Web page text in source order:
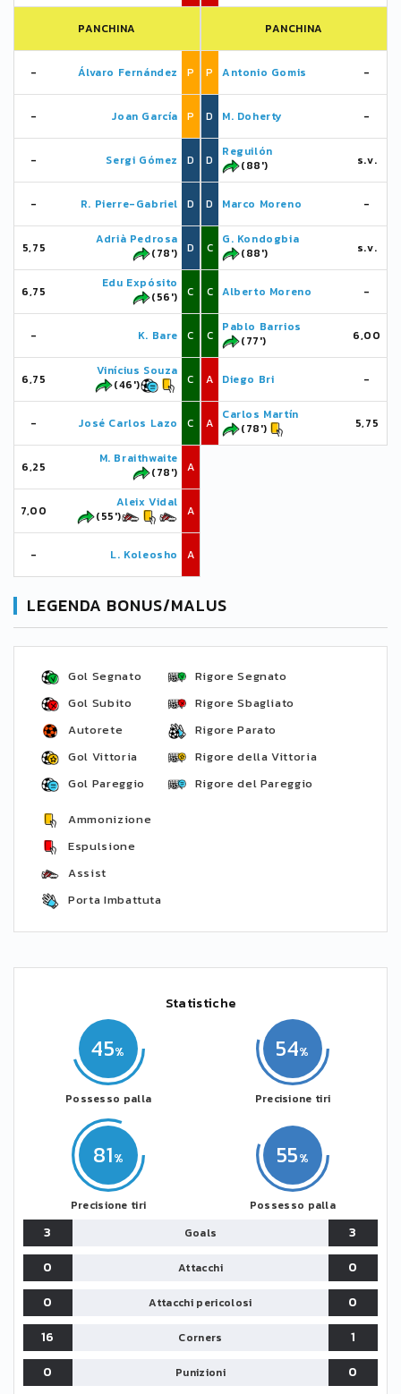
PANCHINA
- Álvaro Fernández P
- Joan García P
- Sergi Gómez D
- R. Pierre-Gabriel D
5,75
Adrià Pedrosa
(78')
D
6,75
Edu Expósito
(56')
C
- K. Bare C
6,75
Vinícius Souza
(46')
C
- José Carlos Lazo C
6,25
M. Braithwaite
(78')
A
7,00
Aleix Vidal
(55')
A
- L. Koleosho A
PANCHINA
P Antonio Gomis -
D M. Doherty -
D
Reguilón
(88')
s.v.
D Marco Moreno -
C
G. Kondogbia
(88')
s.v.
C Alberto Moreno -
C
Pablo Barrios
(77')
6,00
A Diego Bri -
A
Carlos Martín
(78')
5,75
LEGENDA BONUS/MALUS
Gol Segnato
Gol Subito
Autorete
Gol Vittoria
Gol Pareggio
Rigore Segnato
Rigore Sbagliato
Rigore Parato
Rigore della Vittoria
Rigore del Pareggio
Ammonizione
Espulsione
Assist
Porta Imbattuta
Statistiche
45
Possesso palla
81
Precisione tiri
55
Possesso palla
54
Precisione tiri
3 Goals
3
0
Attacchi
0
0
Attacchi pericolosi
0
16
Corners
1
0
Punizioni 0